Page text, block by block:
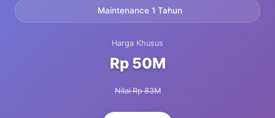
Maintenance 1 Tahun
Harga Khusus
Rp 50M
Nilai Rp 83M